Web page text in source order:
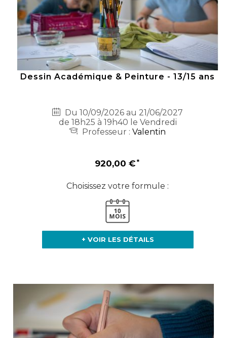
Dessin Académique & Peinture - 13/15 ans
Du 10/09/2026 au 21/06/2027
de 18h25 à 19h40 le Vendredi
Professeur :Valentin
920,00 €
Choisissez votre formule :
+ VOIR LES DÉTAILS